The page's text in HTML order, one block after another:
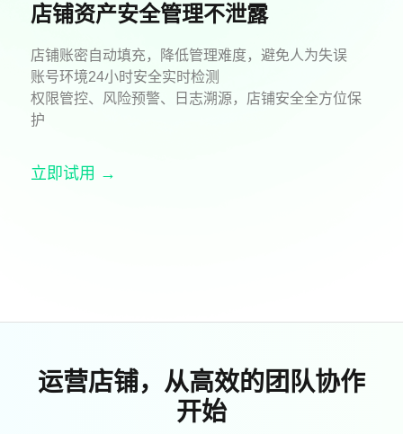
店铺资产安全管理不泄露
店铺账密自动填充，降低管理难度，避免人为失误
账号环境24小时安全实时检测
权限管控、风险预警、日志溯源，店铺安全全方位保
护
立即试用 →
运营店铺，从高效的团队协作
开始